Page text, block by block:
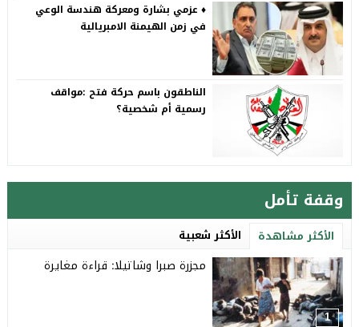
♦️ عزمي بشارة ومعركة هندسة الوعي
في زمن الهيمنة الامبريالية
الناطقون باسم حركة فتح :مواقف
رسمية أم شخصية؟
وقفة تأمل
الأكثر مشاهدة الأكثر شعبية
1
مجزرة صبرا وشاتيلا: قراءة مغايرة